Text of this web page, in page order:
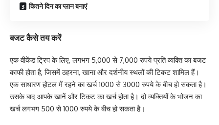
कितने दिन का प्लान बनाएं
बजट कैसे तय करें
एक वीकेंड ट्रिप के लिए, लगभग 5,000 से 7,000 रुपये प्रति व्यक्ति का बजट
काफी होता है, जिसमें ठहरना, खाना और दर्शनीय स्थलों की टिकट शामिल हैं।
एक साधारण होटल में रहने का खर्च 1000 से 3000 रुपये के बीच हो सकता है।
उसके बाद आपके खानें और टिकट का खर्च होता है। दो व्यक्तियों के भोजन का
खर्च लगभग 500 से 1000 रुपये के बीच हो सकता है।